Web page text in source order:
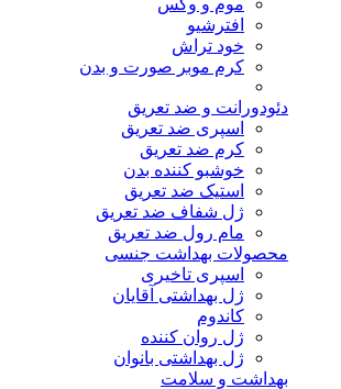
موم و وکس
افترشیو
خود تراش
کرم موبر صورت و بدن
دئودورانت و ضد تعریق
اسپری ضد تعریق
کرم ضد تعریق
خوشبو کننده بدن
استیک ضد تعریق
ژل شفاف ضد تعریق
مام رول ضد تعریق
محصولات بهداشت جنسی
اسپری تاخیری
ژل بهداشتی آقایان
کاندوم
ژل روان کننده
ژل بهداشتی بانوان
بهداشت و سلامت